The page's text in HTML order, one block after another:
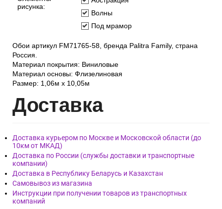
рисунка:
Волны
Под мрамор
Обои артикул FM71765-58, бренда Palitra Family, страна
Россия.
Материал покрытия: Виниловые
Материал основы: Флизелиновая
Размер: 1,06м х 10,05м
Доставка
Доставка курьером по Москве и Московской области (до
10км от МКАД)
Доставка по России (службы доставки и транспортные
компании)
Доставка в Республику Беларусь и Казахстан
Самовывоз из магазина
Инструкции при получении товаров из транспортных
компаний